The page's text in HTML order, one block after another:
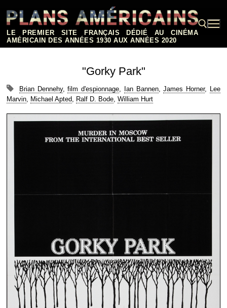
contenu
LE PREMIER SITE FRANÇAIS DÉDIÉ AU CINÉMA
AMÉRICAIN DES ANNÉES 1930 AUX ANNÉES 2020
"Gorky Park"
Brian Dennehy,film d'espionnage, Ian Bannen,James Horner, Lee
Marvin, Michael Apted, Ralf D. Bode, William Hurt